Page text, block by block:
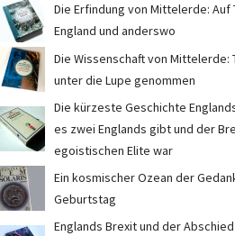
Die Erfindung von Mittelerde: Auf
England und anderswo
Die Wissenschaft von Mittelerde:
unter die Lupe genommen
Die kürzeste Geschichte
es zwei Englands gibt und der
egoistischen Elite war
Ein kosmischer Ozean der
Geburtstag
Englands Brexit und der